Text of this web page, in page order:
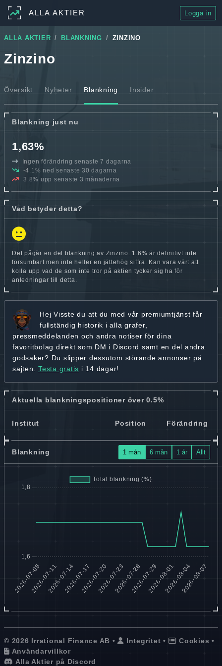
ALLA AKTIER Logga in
ALLA AKTIER BLANKNING ZINZINO
Zinzino
Översikt Nyheter Blankning Insider
Blankning just nu
1,63%
Ingen förändring senaste 7 dagarna
-4.1% ned senaste 30 dagarna
3.8% upp senaste 3 månaderna
Vad betyder detta?
Det pågår en del blankning av Zinzino. 1.6% är definitivt inte
försumbart men inte heller en jättehög siffra. Kan vara värt att
kolla upp vad de som inte tror på aktien tycker sig ha för
anledningar till detta.
Hej Visste du att du med vår premiumtjänst får
fullständig historik i alla grafer,
pressmeddelanden och andra notiser för dina
favoritbolag direkt som DM i Discord samt en del andra
godsaker? Du slipper dessutom störande annonser på
sajten. Testa gratis i 14 dagar!
Aktuella blankningspositioner över 0.5%
Institut Position Förändring
Blankning 1 mån 6 mån 1 år Allt
© 2026 Irrational Finance AB • Integritet • Cookies •
Användarvillkor
Alla Aktier på Discord